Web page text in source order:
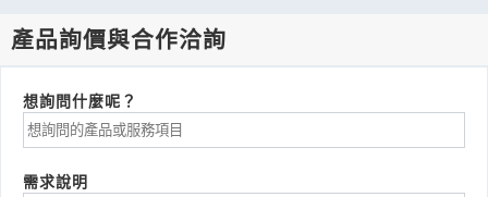
產品詢價與合作洽詢
想詢問什麼呢？
需求說明